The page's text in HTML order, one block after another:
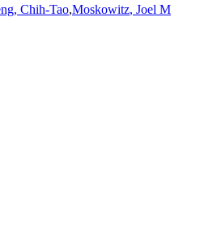
Chih-Tao,Moskowitz, Joel M